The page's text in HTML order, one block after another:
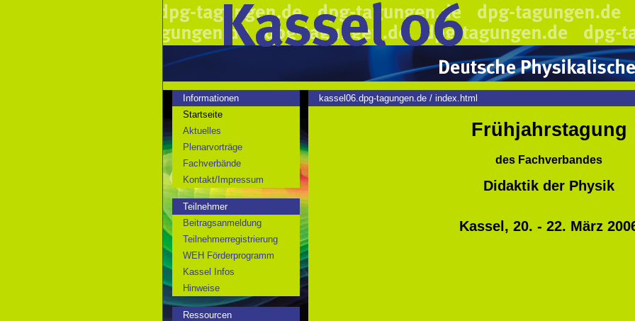
Informationen
Startseite
Aktuelles
Plenarvorträge
Fachverbände
Kontakt/Impressum
Teilnehmer
Beitragsanmeldung
Teilnehmerregistrierung
WEH Förderprogramm
Kassel Infos
Hinweise
Ressourcen
kassel06.dpg-tagungen.de / index.html
Frühjahrstagung
des Fachverbandes
Didaktik der Physik
Kassel, 20. - 22. März